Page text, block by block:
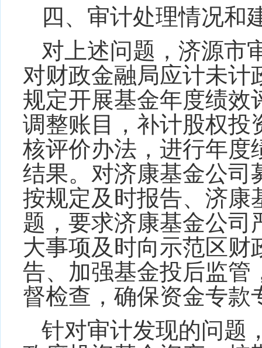
四、审计处理情况和
对上述问题，济源市
对财政金融局应计未计
规定开展基金年度绩效
调整账目，补计股权投
核评价办法，进行年度
结果。对济康基金公司
按规定及时报告、济康
题， 要求济康基金公司
大事项及时向示范区财
告、 加强基金投后监管
督检查，确保资金专款
针对审计发现的问题